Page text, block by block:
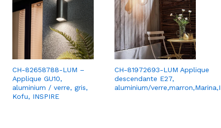
CH-82658788-LUM –
Applique GU10,
aluminium / verre, gris,
Kofu, INSPIRE
CH-81972693-LUM Applique
descendante E27,
aluminium/